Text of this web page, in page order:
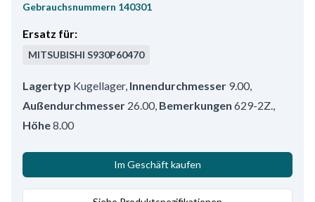
Gebrauchsnummern 140301
Ersatz für:
MITSUBISHI S930P60470
Lagertyp Kugellager, Innendurchmesser 9.00,
Außendurchmesser 26.00, Bemerkungen 629-2Z.,
Höhe8.00
Im Geschäft kaufen